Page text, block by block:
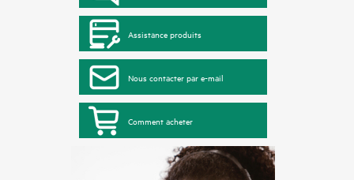
Assistance produits
Nous contacter par e-mail
Comment acheter